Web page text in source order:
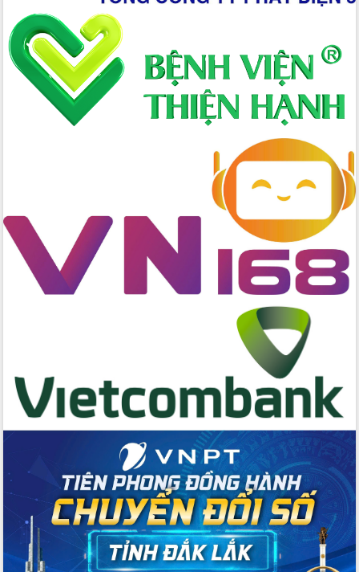
Thủ tướng Phạm Minh Chính: Khẩn
trương tái thiết cuộc sống người dân
sau thiên tai
Tập trung nâng cao chất lượng, tổ
chức sản xuất sầu riêng theo hướng
bền vững
Đẩy nhanh công tác khắc phục, ổn
định đời sống Nhân dân sau bão số 13
nội trú liên cấp tiểu học và THCS xã Ia
Phó Thủ tướng Chính phủ Mai Văn
Chính chia sẻ, động viên người dân
chịu ảnh hưởng nặng từ bão số 13
vốn các chương trình mục tiêu quốc
gia
Xã Ea H'leo giữ vững và nâng cao chất
lượng các tiêu chí nông thôn mới
Công bố quyết định của Ban Thường
vụ Tỉnh ủy về công tác cán bộ
Nâng cao trách nhiệm người đứng
đầu, phát huy tinh thần chủ động,
sáng tạo để đảm bảo tiến độ giải ngân
vốn đầu tư công năm 2025
Sở Công Thương đột phá số hóa 100%
thủ tục trực tuyến lấy sự hài lòng của